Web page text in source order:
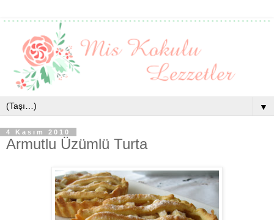
▼
4 Kasım 2010
Armutlu Üzümlü Turta